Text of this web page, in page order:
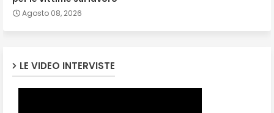
Agosto 08, 2026
LE VIDEO INTERVISTE